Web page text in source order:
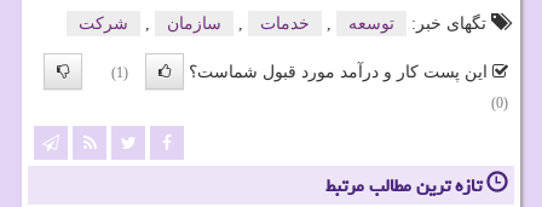
تگهای خبر:
توسعه , خدمات , سازمان , شركت
این پست کار و درآمد مورد قبول شماست؟
(1)
(0)
تازه ترین مطالب مرتبط